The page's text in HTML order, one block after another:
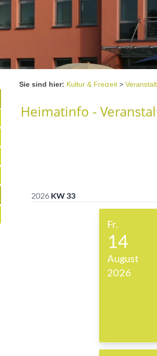
Sie sind hier: Kultur & Freizeit >
Heimatinfo -